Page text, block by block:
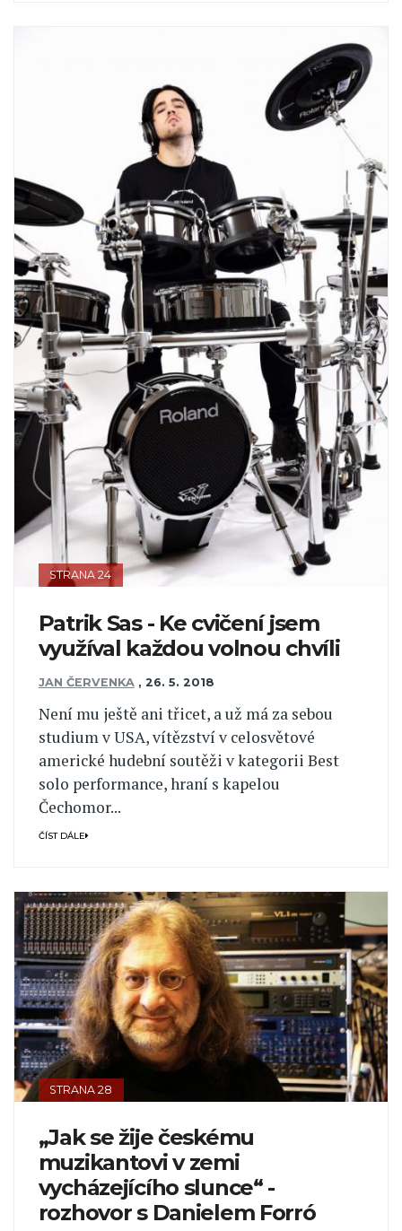
STRANA 24
Patrik Sas - Ke cvičení jsem
využíval každou volnou chvíli
JAN ČERVENKA , 26. 5. 2018
Není mu ještě ani třicet, a už má za sebou
studium v USA, vítězství v celosvětové
americké hudební soutěži v kategorii Best
solo performance, hraní s kapelou
Čechomor...
ČÍST DÁLE
STRANA 28
„Jak se žije českému
muzikantovi v zemi
vycházejícího slunce“ -
rozhovor s Danielem Forró